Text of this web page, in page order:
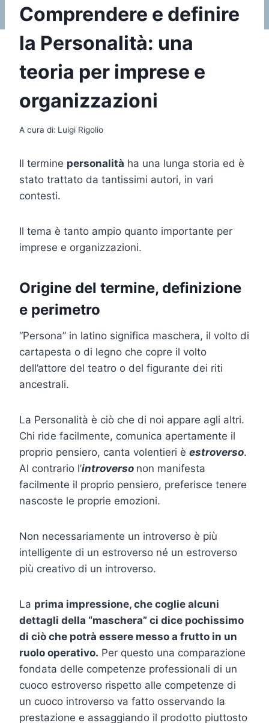
Comprendere e definire
la Personalità: una
teoria per imprese e
organizzazioni
A cura di: Luigi Rigolio
Il termine personalità ha una lunga storia ed è
stato trattato da tantissimi autori, in vari
contesti.
Il tema è tanto ampio quanto importante per
imprese e organizzazioni.
Origine del termine, definizione
e perimetro
“Persona” in latino significa maschera, il volto di
cartapesta o di legno che copre il volto
dell’attore del teatro o del figurante dei riti
ancestrali.
La Personalità è ciò che di noi appare agli altri.
Chi ride facilmente, comunica apertamente il
proprio pensiero, canta volentieri è estroverso.
Al contrario l’introverso non manifesta
facilmente il proprio pensiero, preferisce tenere
nascoste le proprie emozioni.
Non necessariamente un introverso è più
intelligente di un estroverso né un estroverso
più creativo di un introverso.
La prima impressione, che coglie alcuni
dettagli della “maschera” ci dice pochissimo
di ciò che potrà essere messo a frutto in un
ruolo operativo. Per questo una comparazione
fondata delle competenze professionali di un
cuoco estroverso rispetto alle competenze di
un cuoco introverso va fatto osservando la
prestazione e assaggiando il prodotto piuttosto